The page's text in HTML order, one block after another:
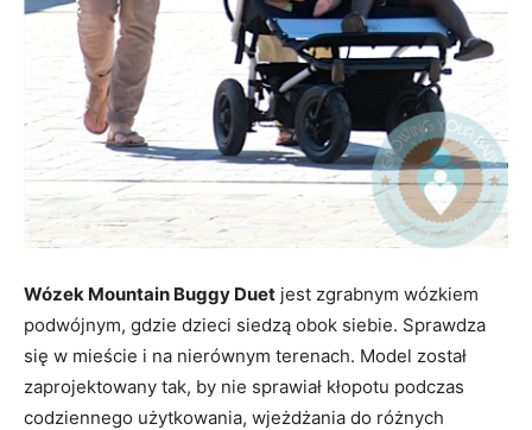
Wózek Mountain Buggy Duet jest zgrabnym wózkiem
podwójnym, gdzie dzieci siedzą obok siebie. Sprawdza
się w mieście i na nierównym terenach. Model został
zaprojektowany tak, by nie sprawiał kłopotu podczas
codziennego użytkowania, wjeżdżania do różnych